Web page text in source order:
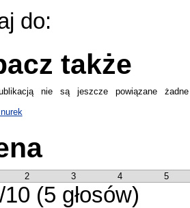
do:
także
nie są jeszcze powiązane żadne
2 3 4 5
(5 głosów)